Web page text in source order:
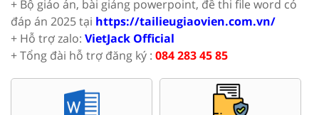
+ Bộ giáo án, bài giảng powerpoint, đề thi file word có
đáp án 2025 tại https://tailieugiaovien.com.vn/
+ Hỗ trợ zalo: VietJack Official
+ Tổng đài hỗ trợ đăng ký : 084 283 45 85